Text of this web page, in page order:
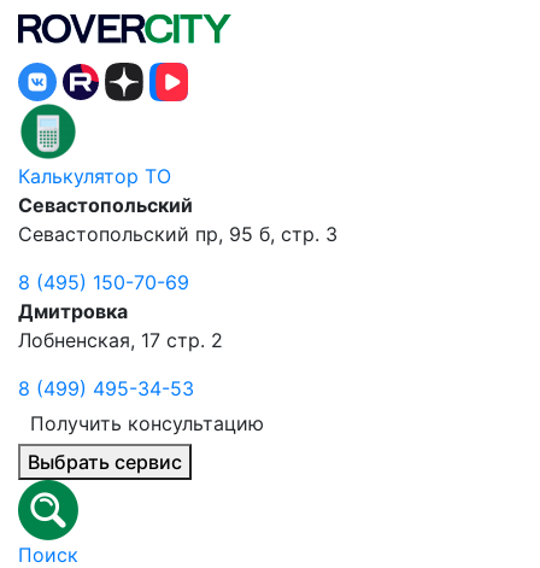
Калькулятор ТО
Севастопольский
Севастопольский пр, 95 б, стр. 3
8 (495) 150-70-69
Дмитровка
Лобненская, 17 стр. 2
8 (499) 495-34-53
Получить консультацию
Выбрать сервис
Поиск